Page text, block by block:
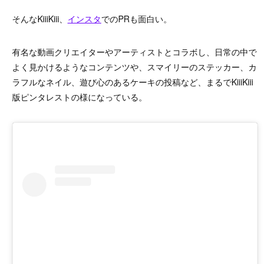
そんなKiiiKiii、 インスタでのPRも面白い。
有名な動画クリエイターやアーティストとコラボし、日常の中で
よく見かけるようなコンテンツや、スマイリーのステッカー、カ
ラフルなネイル、遊び心のあるケーキの投稿など、まるでKiiiKiii
版ピンタレストの様になっている。